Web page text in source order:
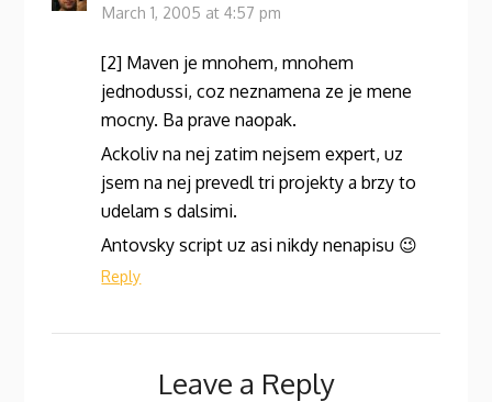
March 1, 2005 at 4:57 pm
[2] Maven je mnohem, mnohem
jednodussi, coz neznamena ze je mene
mocny. Ba prave naopak.
Ackoliv na nej zatim nejsem expert, uz
jsem na nej prevedl tri projekty a brzy to
udelam s dalsimi.
Antovsky script uz asi nikdy nenapisu 😉
Reply
Leave a Reply